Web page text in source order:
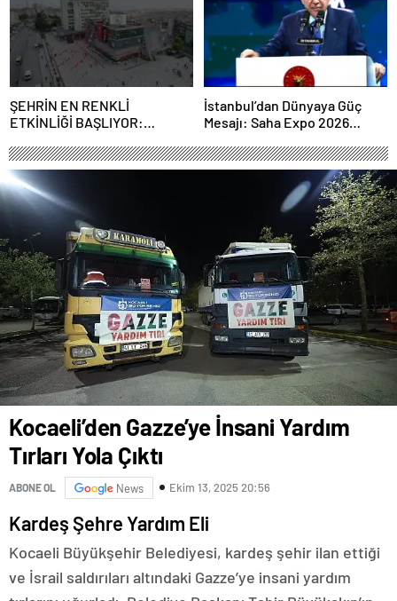
ŞEHRİN EN RENKLİ
ETKİNLİĞİ BAŞLIYOR:
FESTİVALİ” HEYECANI
GAZİOSMANPAŞA’DA
YAŞANACAK
İstanbul’dan Dünyaya Güç
Mesajı: Saha Expo 2026
Kocaeli’den Gazze’ye İnsani Yardım
Tırları Yola Çıktı
ABONE OL News Ekim 13, 2025 20:56
Kardeş Şehre Yardım Eli
Kocaeli Büyükşehir Belediyesi, kardeş şehir ilan ettiği
ve İsrail saldırıları altındaki Gazze’ye insani yardım